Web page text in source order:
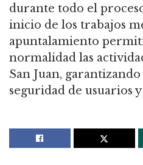
durante todo el
inicio de los trabajos
apuntalamiento
normalidad las
San Juan,
seguridad de usuarios